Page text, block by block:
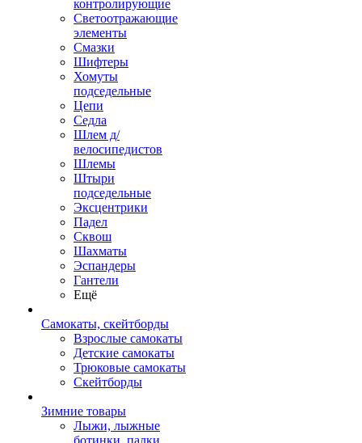
контролирующие
Светоотражающие
элементы
Смазки
Шифтеры
Хомуты
подседельные
Цепи
Седла
Шлем д/
велосипедистов
Шлемы
Штыри
подседельные
Эксцентрики
Падел
Сквош
Шахматы
Эспандеры
Гантели
Ещё
Самокаты, скейтборды
Взрослые самокаты
Детские самокаты
Трюковые самокаты
Скейтборды
Зимние товары
Лыжи, лыжные
ботинки, палки